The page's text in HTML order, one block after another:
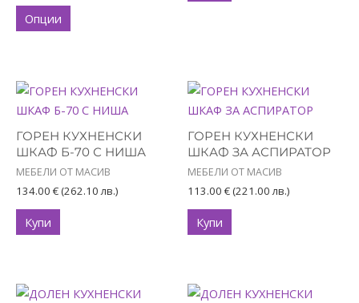
Опции
be
chosen
product
page
ГОРЕН КУХНЕНСКИ
ШКАФ Б-70 С НИША
МЕБЕЛИ ОТ МАСИВ
134.00 €(262.10 лв.)
Купи
ГОРЕН КУХНЕНСКИ
ШКАФ ЗА АСПИРАТОР
МЕБЕЛИ ОТ МАСИВ
113.00 €(221.00 лв.)
Купи
Price
This
Price
This